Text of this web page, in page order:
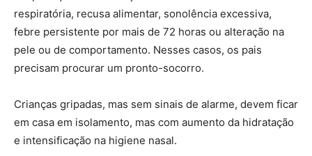
respiratória, recusa alimentar, sonolência excessiva,
febre persistente por mais de 72 horas ou alteração na
pele ou de comportamento. Nesses casos, os pais
precisam procurar um pronto-socorro.
Crianças gripadas, mas sem sinais de alarme, devem ficar
em casa em isolamento, mas com aumento da hidratação
e intensificação na higiene nasal.